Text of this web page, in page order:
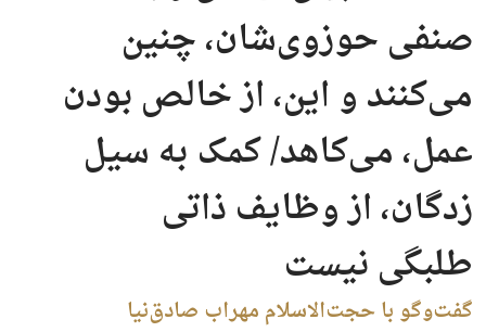
صنفی حوزوی‌شان، چنین
می‌کنند و این، از خالص بودن
عمل، می‌کاهد/ کمک به سیل
زدگان، از وظایف ذاتی
طلبگی نیست
گفت‌وگو با حجت‌الاسلام مهراب صادق‌نیا